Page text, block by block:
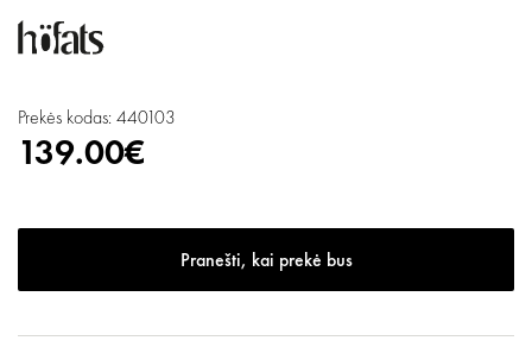
Prekės kodas: 440103
139.00€
Pranešti, kai prekė bus